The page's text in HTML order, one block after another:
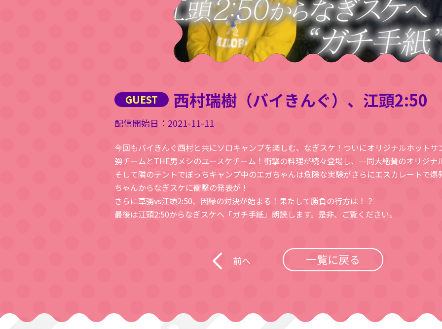
西村瑞樹（バイきんぐ）、江頭2:50
2021-11-11
今回もバイきんぐ西村と共にソロキャンプを楽しむ、なぎスケ！ついにオリジナルホット
彅チームとTHE男メシのユースケチーム！衝撃の料理が続々登場し、一同大絶賛のオリジナ
そして隣のテントでぼっちキャンプ中のエガちゃんは危険な実験がさらにエスカレートで
ちゃんからなぎスケに衝撃の発表が！
さらに草彅vs江頭2:50、因縁の対決が始まる！果たして勝負の行方は！？
最後は江頭2:50からなぎスケへ「ガチ手紙」朗読します。是非、ご覧ください。
前へ 一覧に戻る